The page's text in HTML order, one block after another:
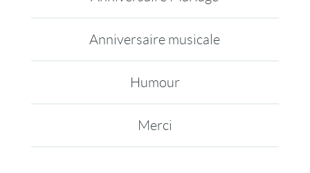
Anniversaire musicale
Humour
Merci